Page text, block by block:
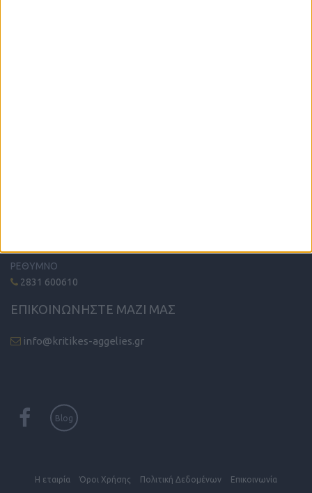
ΡΕΘΥΜΝΟ
2831 600610
ΕΠΙΚΟΙΝΩΝΗΣΤΕ ΜΑΖΙ ΜΑΣ
info@kritikes-aggelies.gr
Blog
Η εταιρία Όροι Xρήσης Πολιτική Δεδομένων Επικοινωνία